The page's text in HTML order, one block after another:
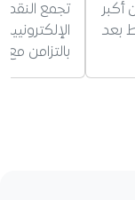
أكبر
بعد
تجمع النقد
بالتزامن